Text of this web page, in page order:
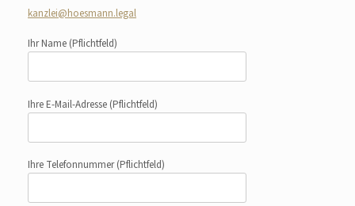
kanzlei@hoesmann.legal
Ihr Name (Pflichtfeld)
Ihre E-Mail-Adresse (Pflichtfeld)
Ihre Telefonnummer(Pflichtfeld)